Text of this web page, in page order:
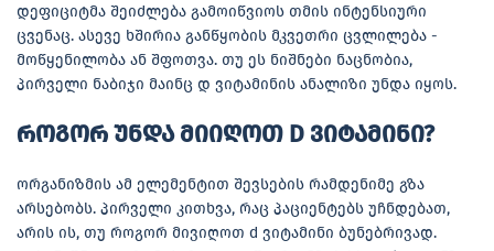
დეფიციტმა შეიძლება გამოიწვიოს თმის ინტენსიური
ცვენაც. ასევე ხშირია განწყობის მკვეთრი ცვლილება -
მოწყენილობა ან შფოთვა. თუ ეს ნიშნები ნაცნობია,
პირველი ნაბიჯი მაინც დ ვიტამინის ანალიზი უნდა იყოს.
როგორ უნდა მიიღოთ D ვიტამინი?
ორგანიზმის ამ ელემენტით შევსების რამდენიმე გზა
არსებობს. პირველი კითხვა, რაც პაციენტებს უჩნდებათ,
არის ის, თუ როგორ მივიღოთ d ვიტამინი ბუნებრივად.